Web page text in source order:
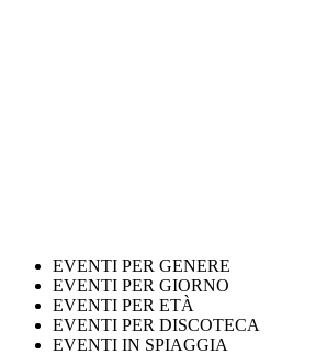
EVENTI PER GENERE
EVENTI PER GIORNO
EVENTI PER ETÀ
EVENTI PER DISCOTECA
EVENTI IN SPIAGGIA